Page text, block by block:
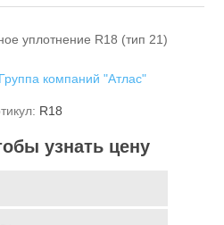
уплотнение R18 (тип 21)
Группа компаний "Атлас"
R18
узнать цену